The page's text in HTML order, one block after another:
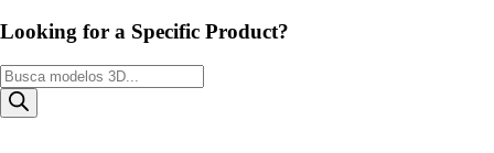
Looking for a Specific Product?
Búsqueda
de
productos